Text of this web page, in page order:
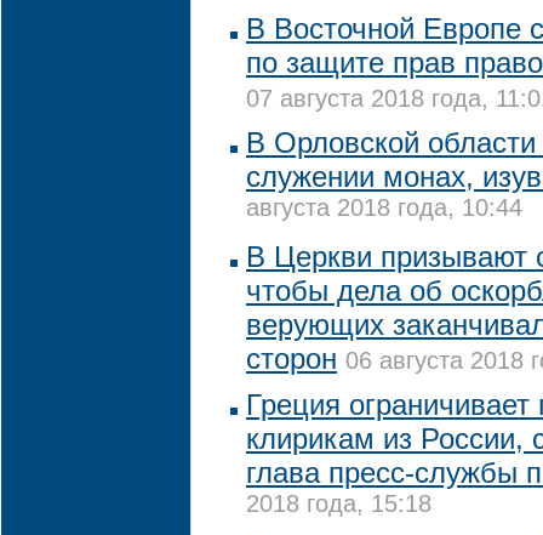
В Восточной Европе
по защите прав
07 августа 2018 года,
В Орловской
служении монах,
августа 2018 года, 10:44
В Церкви призывают
чтобы дела об
верующих
сторон 06 августа 2018
Греция
клирикам из России,
глава пресс-службы
2018 года, 15:18